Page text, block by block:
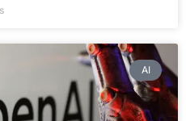
AI